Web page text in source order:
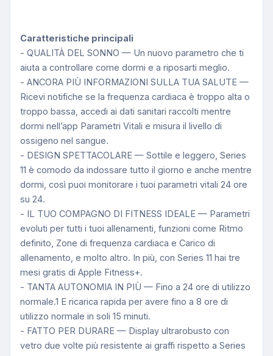
Caratteristiche principali
- QUALITÀ DEL SONNO — Un nuovo parametro che ti
aiuta a controllare come dormi e a riposarti meglio.
- ANCORA PIÙ INFORMAZIONI SULLA TUA SALUTE —
Ricevi notifiche se la frequenza cardiaca è troppo alta o
troppo bassa, accedi ai dati sanitari raccolti mentre
dormi nell’app Parametri Vitali e misura il livello di
ossigeno nel sangue.
- DESIGN SPETTACOLARE — Sottile e leggero, Series
11 è comodo da indossare tutto il giorno e anche mentre
dormi, così puoi monitorare i tuoi parametri vitali 24 ore
su 24.
- IL TUO COMPAGNO DI FITNESS IDEALE — Parametri
evoluti per tutti i tuoi allenamenti, funzioni come Ritmo
definito, Zone di frequenza cardiaca e Carico di
allenamento, e molto altro. In più, con Series 11 hai tre
mesi gratis di Apple Fitness+.
- TANTA AUTONOMIA IN PIÙ — Fino a 24 ore di utilizzo
normale.1 E ricarica rapida per avere fino a 8 ore di
utilizzo normale in soli 15 minuti.
- FATTO PER DURARE — Display ultrarobusto con
vetro due volte più resistente ai graffi rispetto a Series